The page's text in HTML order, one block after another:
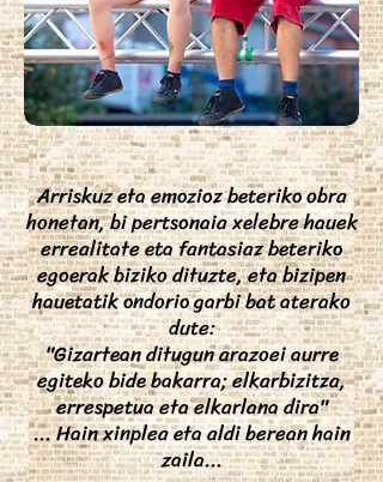
Arriskuz eta emozioz beteriko obra
honetan, bi pertsonaia xelebre hauek
errealitate eta fantasiaz beteriko
egoerak biziko dituzte, eta bizipen
hauetatik ondorio garbi bat aterako
dute:
"Gizartean ditugun arazoei aurre
egiteko bide bakarra; elkarbizitza,
errespetua eta elkarlana dira"
... Hain xinplea eta aldi berean hain
zaila...